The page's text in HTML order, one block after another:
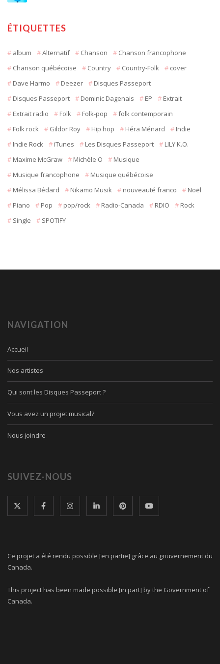
ÉTIQUETTES
album Alternatif Chanson
Chanson francophone
Chanson québécoise
Country Country-Folk
cover
Dave Harmo
Deezer
Disques Passeport
Disques Passeport
Dominic Dagenais EP
Extrait
Extrait radio
Folk Folk-pop
folk contemporain
Folk rock
Gildor Roy Hip hop Héra Ménard
Indie
Indie Rock
iTunes Les Disques Passeport
LILY K.O.
Maxime McGraw
Michèle O
Musique
Musique francophone
Musique québécoise
Mélissa Bédard
Nikamo Musik nouveauté franco
Noël
Piano
Pop pop/rock Radio-Canada RDIO
Rock
Single
SPOTIFY
NAVIGATION
Accueil
Nos artistes
Qui sont les Disques Passeport ?
Vous avez un projet musical?
Nous joindre
SUIVEZ-NOUS
Ce projet a été rendu possible [en partie] grâce au gouvernement du
Canada.
This project has been made possible [in part] by the Government of
Canada.